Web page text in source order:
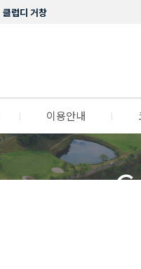
클럽디 거창
이용안내